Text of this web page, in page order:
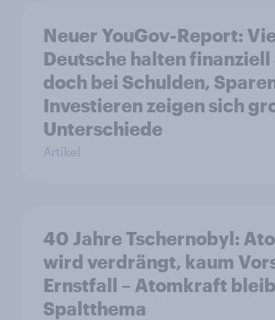
Neuer YouGov-Report:
Deutsche halten
doch bei Schulden,
Investieren zeigen sich
Unterschiede
Artikel
40 Jahre Tschernobyl:
wird verdrängt, kaum
Ernstfall – Atomkraft
Spaltthema